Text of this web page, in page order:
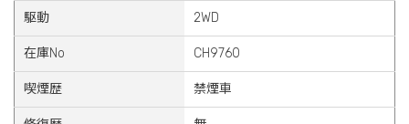
駆動 2WD
在庫No CH9760
喫煙歴 禁煙車